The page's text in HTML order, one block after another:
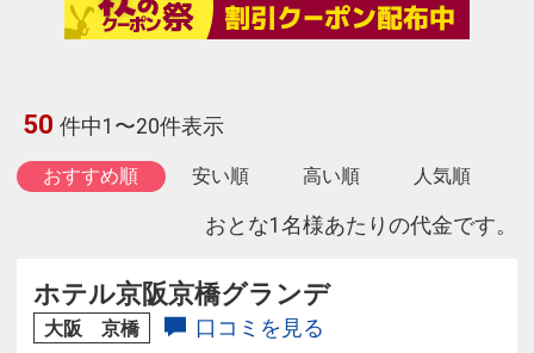
50 件中1〜20件表示
おすすめ順 安い順 高い順 人気順
おとな1名様あたりの代金です。
ホテル京阪京橋グランデ
大阪 京橋 口コミを見る